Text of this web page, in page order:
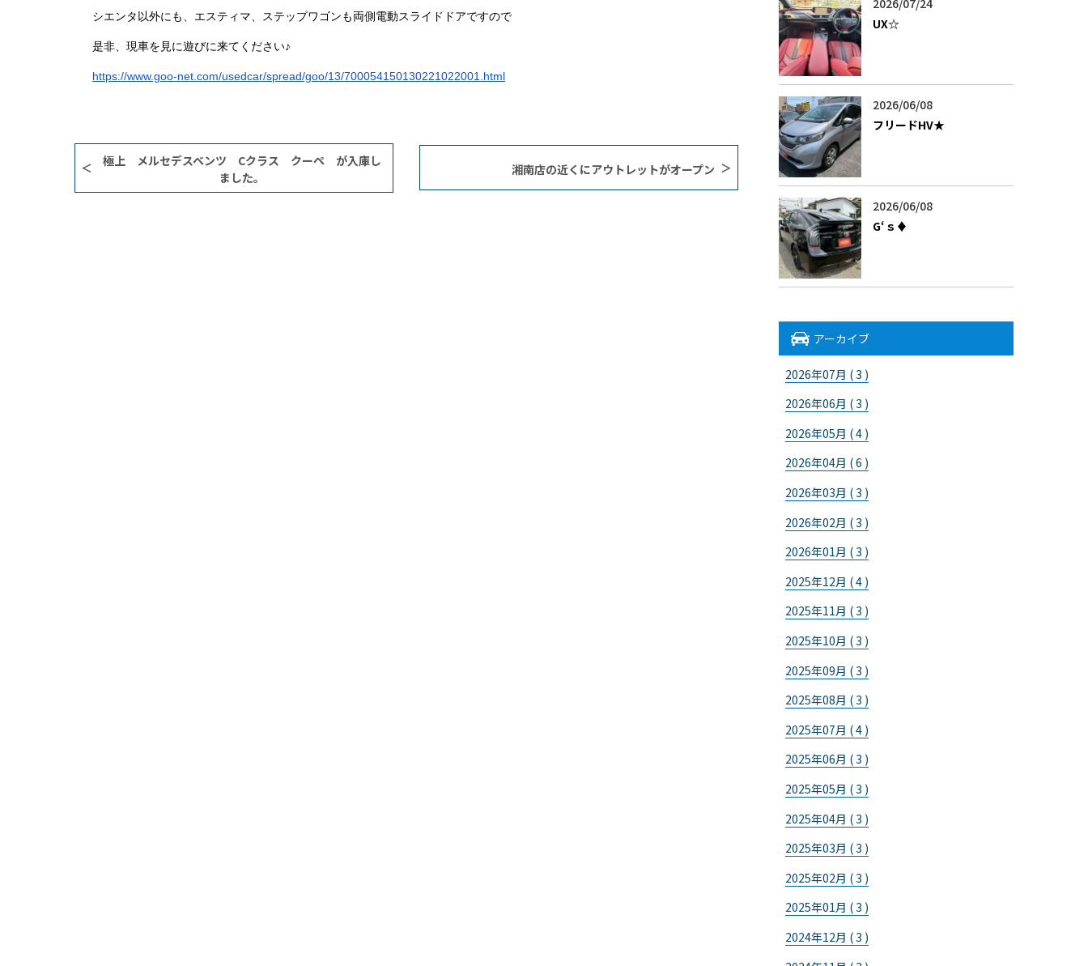
シエンタ以外にも、エスティマ、ステップワゴンも両側電動スライドドアですので
是非、現車を見に遊びに来てください♪
https://www.goo-net.com/usedcar/spread/goo/13/700054150130221022001.html
極上 メルセデスベンツ Cクラス クーペ が入庫し
ました。
湘南店の近くにアウトレットがオープン
2026/07/24
UX‪☆
2026/06/08
フリードHV★
2026/06/08
G‘ｓ♦
アーカイブ
2026年07月 ( 3 )
2026年06月 ( 3 )
2026年05月 ( 4 )
2026年04月 ( 6 )
2026年03月 ( 3 )
2026年02月 ( 3 )
2026年01月 ( 3 )
2025年12月 ( 4 )
2025年11月 ( 3 )
2025年10月 ( 3 )
2025年09月 ( 3 )
2025年08月 ( 3 )
2025年07月 ( 4 )
2025年06月 ( 3 )
2025年05月 ( 3 )
2025年04月 ( 3 )
2025年03月 ( 3 )
2025年02月 ( 3 )
2025年01月 ( 3 )
2024年12月 ( 3 )